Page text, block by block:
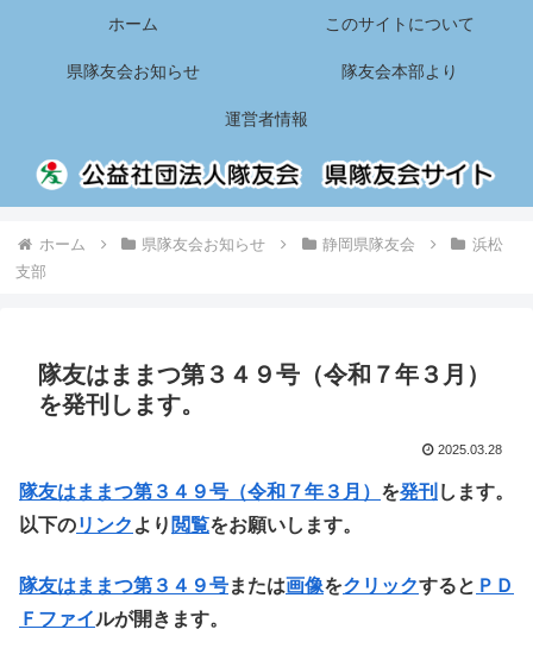
ホーム このサイトについて
県隊友会お知らせ 隊友会本部より
運営者情報
ホーム 県隊友会お知らせ 静岡県隊友会
浜松
支部
隊友はままつ第３４９号（令和７年３月）
を発刊します。
2025.03.28
隊友はままつ第３４９号（令和７年３月） を発刊 します。
以下のリンク より 閲覧をお願いします。
隊友はままつ第３４９号または画像をクリックすると ＰＤ
Ｆファイルが開きます。